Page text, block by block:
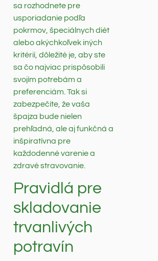
sa rozhodnete pre
usporiadanie podľa
pokrmov, špeciálnych diét
alebo akýchkoľvek iných
kritérií, dôležité je, aby ste
sa čo najviac prispôsobili
svojím potrebám a
preferenciám. Tak si
zabezpečíte, že vaša
špajza bude nielen
prehľadná, ale aj funkčná a
inšpiratívna pre
každodenné varenie a
zdravé stravovanie.
Pravidlá pre
skladovanie
trvanlivých
potravín